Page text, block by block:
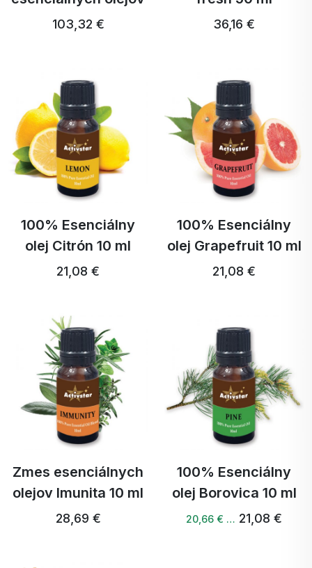
103,32 € 36,16 €
100% Esenciálny
olej Citrón 10 ml
21,08 €
100% Esenciálny
olej Grapefruit 10 ml
21,08 €
Zmes esenciálnych
olejov Imunita 10 ml
28,69 €
100% Esenciálny
olej Borovica 10 ml
20,66 € … 21,08 €